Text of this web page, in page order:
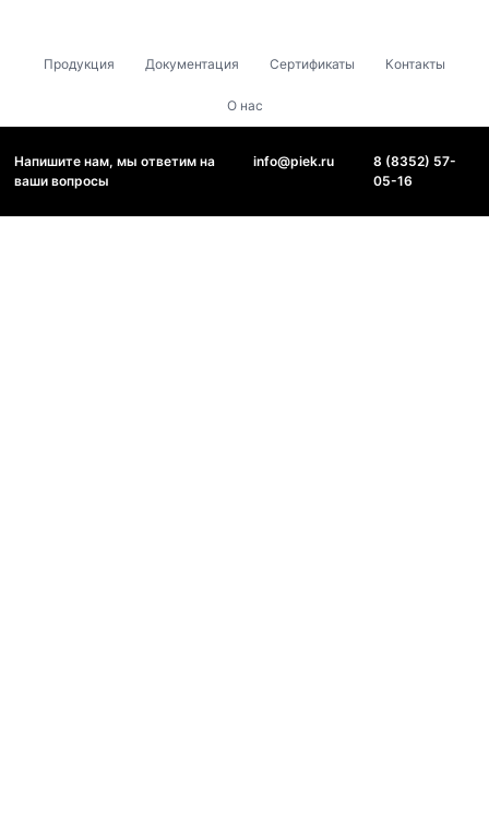
Продукция Документация Сертификаты Контакты
О нас
Напишите нам, мы ответим на
ваши вопросы
info@piek.ru
8 (8352) 57-
05-16